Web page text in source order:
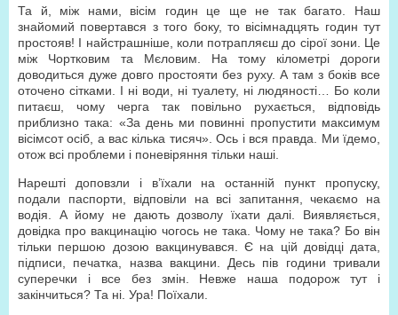
Та й, між нами, вісім годин це ще не так багато. Наш
знайомий повертався з того боку, то вісімнадцять годин тут
простояв! І найстрашніше, коли потрапляєш до сірої зони. Це
між Чортковим та Мєловим. На тому кілометрі дороги
доводиться дуже довго простояти без руху. А там з боків все
оточено сітками. І ні води, ні туалету, ні людяності… Бо коли
питаєш, чому черга так повільно рухається, відповідь
приблизно така: «За день ми повинні пропустити максимум
вісімсот осіб, а вас кілька тисяч». Ось і вся правда. Ми їдемо,
отож всі проблеми і поневіряння тільки наші.
Нарешті доповзли і в’їхали на останній пункт пропуску,
подали паспорти, відповіли на всі запитання, чекаємо на
водія. А йому не дають дозволу їхати далі. Виявляється,
довідка про вакцинацію чогось не така. Чому не така? Бо він
тільки першою дозою вакцинувався. Є на цій довідці дата,
підписи, печатка, назва вакцини. Десь пів години тривали
суперечки і все без змін. Невже наша подорож тут і
закінчиться? Та ні. Ура! Поїхали.